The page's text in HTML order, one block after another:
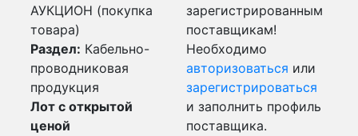
АУКЦИОН (покупка
товара)
Раздел: Кабельно-
проводниковая
продукция
Лот с открытой
ценой
зарегистрированным
поставщикам!
Необходимо
авторизоваться или
зарегистрироваться
и заполнить профиль
поставщика.